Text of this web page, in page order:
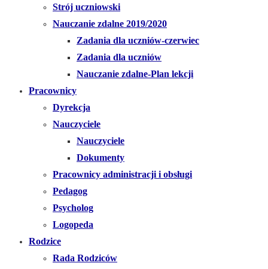
Strój uczniowski
Nauczanie zdalne 2019/2020
Zadania dla uczniów-czerwiec
Zadania dla uczniów
Nauczanie zdalne-Plan lekcji
Pracownicy
Dyrekcja
Nauczyciele
Nauczyciele
Dokumenty
Pracownicy administracji i obsługi
Pedagog
Psycholog
Logopeda
Rodzice
Rada Rodziców